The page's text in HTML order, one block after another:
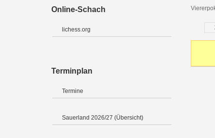
Online-Schach
lichess.org
Terminplan
Termine
Sauerland 2026/27 (Übersicht)